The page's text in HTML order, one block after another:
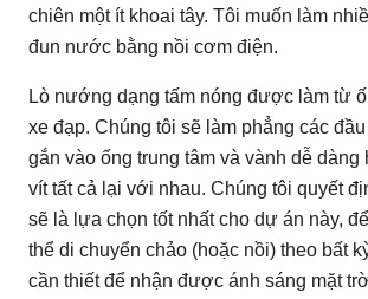
chiên một ít khoai tây. Tôi muốn làm
đun nước bằng nồi cơm điện.
Lò nướng dạng tấm nóng được làm từ
xe đạp. Chúng tôi sẽ làm phẳng các
gắn vào ống trung tâm và vành dễ dàng
vít tất cả lại với nhau. Chúng tôi quyết
sẽ là lựa chọn tốt nhất cho dự án này,
thể di chuyển chảo (hoặc nồi) theo bất
cần thiết để nhận được ánh sáng mặt